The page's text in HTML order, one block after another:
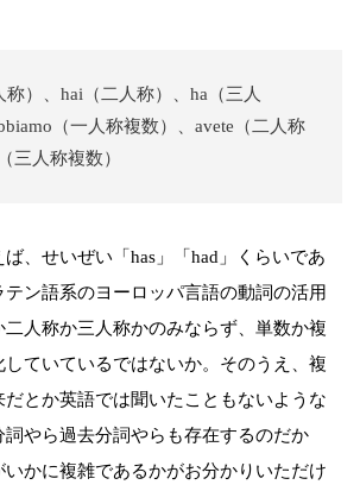
称）、hai（二人称）、ha（三人
（一人称複数）、avete（二人称
三人称複数）
、せいぜい「has」「had」くらいであ
テン語系のヨーロッパ言語の動詞の活用
二人称か三人称かのみならず、単数か複
ていているではないか。そのうえ、複
とか英語では聞いたこともないような
詞やら過去分詞やらも存在するのだか
いかに複雑であるかがお分かりいただけ